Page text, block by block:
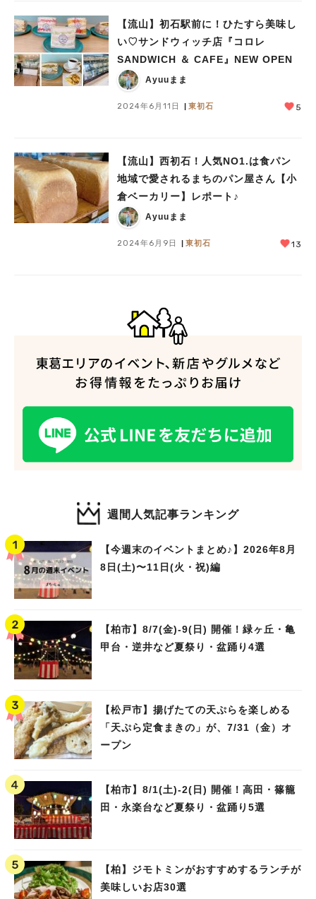
【流山】初石駅前に！ひたすら美味し
い♡サンドウィッチ店『コロレ
SANDWICH ＆ CAFE』NEW OPEN
Ayuuまま
2024年6月11日 東初石 5
【流山】西初石！人気NO1.は食パン
地域で愛されるまちのパン屋さん【小
倉ベーカリー】レポート♪
Ayuuまま
2024年6月9日 東初石 13
週間人気記事ランキング
【今週末のイベントまとめ♪】2026年8月
8日(土)〜11日(火・祝)編
【柏市】8/7(金)‐9(日) 開催！緑ヶ丘・亀
甲台・逆井など夏祭り・盆踊り4選
【松戸市】揚げたての天ぷらを楽しめる
「天ぷら定食まきの」が、7/31（金）オ
ープン
【柏市】8/1(土)‐2(日) 開催！高田・篠籠
田・永楽台など夏祭り・盆踊り5選
【柏】ジモトミンがおすすめするランチが
美味しいお店30選
人気のキーワード
#ラーメン#ショッピング #カフェ#スイーツ#パン #カレー#柏駅
#イベント#公園#教えたい／教えて投稿記事
#教えたい/こんなの見つけた